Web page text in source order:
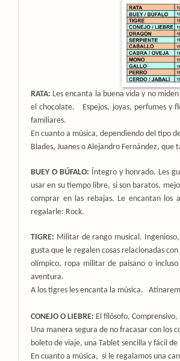
RATA: Les encanta la buena vida y no
el chocolate.
Espejos, joyas, perfumes y
familiares.
En cuanto a música, dependiendo del tipo
Blades, Juanes o Alejandro Fernández,
BUEY O BÚFALO: Íntegro y honrado. Les
usar en su tiempo libre, si son baratos,
comprar en las rebajas. Le encantan los
regalarle: Rock.
TIGRE: Militar de rango musical.
gusta que le regalen cosas relacionadas
olímpico, ropa militar de paisano o incluso
aventura.
A los tigres les encanta la música.
CONEJO O LIEBRE: El filósofo,
Una manera segura de no fracasar con los
boleto de viaje, una Tablet sencilla y fácil
En cuanto a música, si le regalamos una